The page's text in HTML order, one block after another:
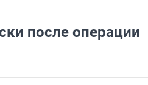
после операции